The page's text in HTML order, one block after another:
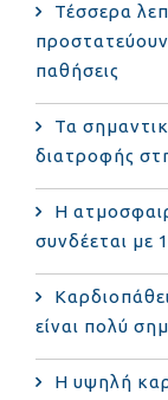
Τέσσερα
προστατεύουν
παθήσεις
Τα
διατροφής
Η
συνδέεται με
είναι πολύ
Η υψηλή